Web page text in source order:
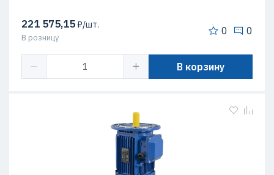
221 575,15₽/шт.
В розницу
0 0
В корзину